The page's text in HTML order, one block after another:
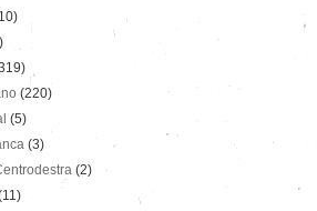
(220)
(5)
(3)
(2)